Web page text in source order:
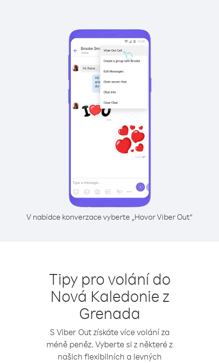
V nabídce konverzace vyberte „Hovor Viber Out“
Tipy pro volání do
Nová Kaledonie z
Grenada
S Viber Out získáte více volání za
méně peněz. Vyberte si z některé z
našich flexibilních a levných